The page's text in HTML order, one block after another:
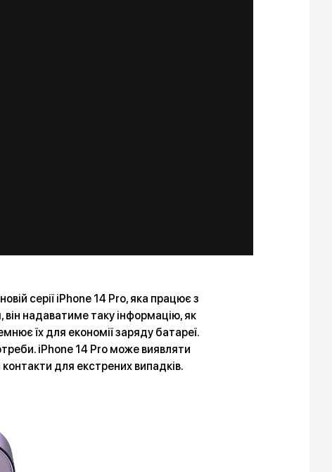
серії iPhone 14 Pro, яка працює з
надаватиме таку інформацію, як
їх для економії заряду батареї.
iPhone 14 Pro може виявляти
для екстрених випадків.